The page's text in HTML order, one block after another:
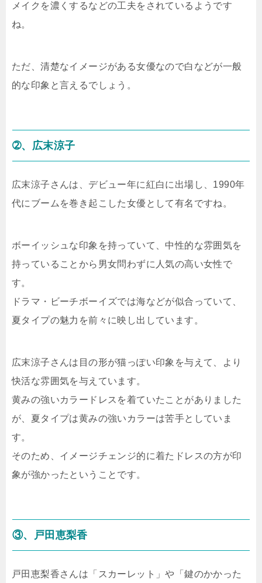
メイクを濃くするなどの工夫をされているようです
ね。
ただ、清楚なイメージがある女優なので白などが一般
的な印象と言えるでしょう。
➁、広末涼子
広末涼子さんは、デビュー年に紅白に出場し、1990年
代にブームを巻き起こした女優として有名ですね。
ボーイッシュな印象を持っていて、中性的な雰囲気を
持っていることから男女問わずに人気の高い女性で
す。
ドラマ・ビーチボーイズでは海などが似合っていて、
夏タイプの魅力を前々に映し出しています。
広末涼子さんは目の形が猫っぽい印象を与えて、より
快活な雰囲気を与えています。
黄みの強いカラードレスを着ていたことがありました
が、夏タイプは黄みの強いカラーは苦手としていま
す。
そのため、イメージチェンジ的に着たドレスの方が印
象が強かったということです。
③、戸田恵梨香
戸田恵梨香さんは「スカーレット」や「鍵のかかった